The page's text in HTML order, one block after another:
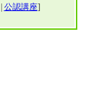
公認講座]